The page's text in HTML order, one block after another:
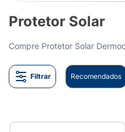
Protetor Solar
Filtrar Recomendados